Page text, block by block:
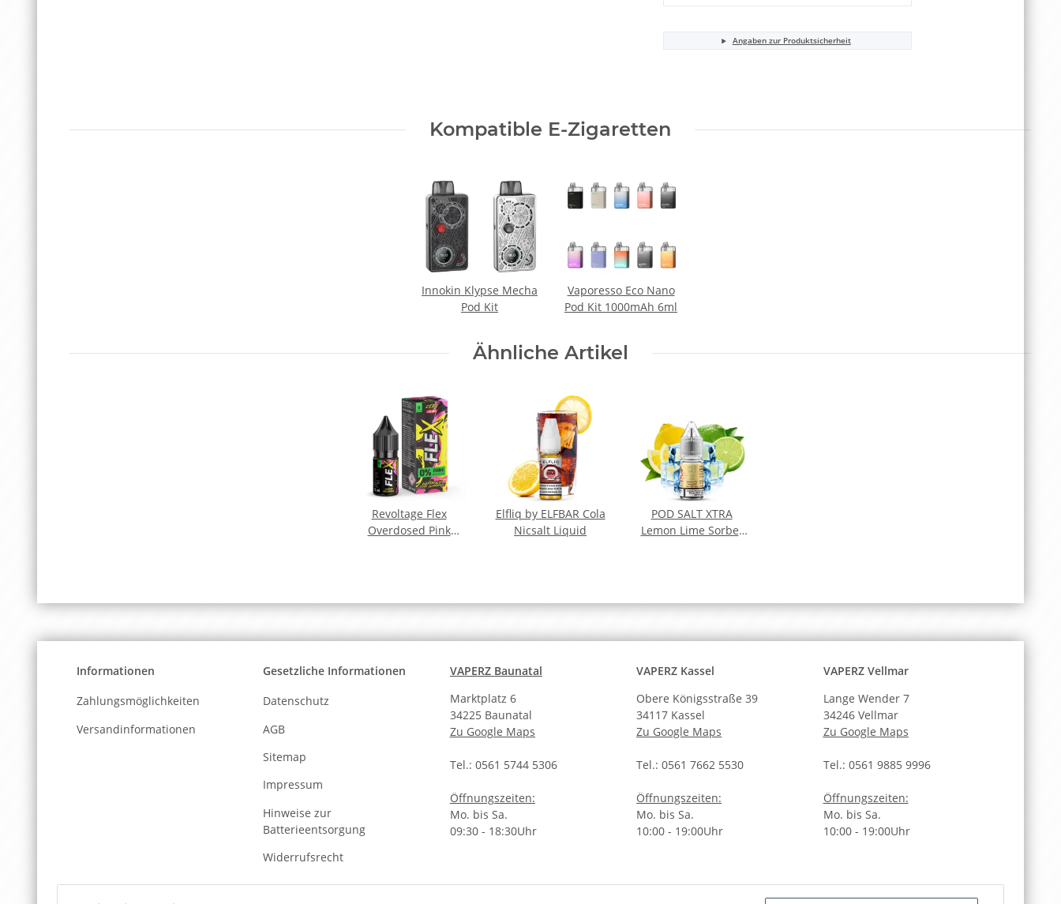
Angaben zur Produktsicherheit
Kompatible E-Zigaretten
Innokin Klypse Mecha
Pod Kit
Vaporesso Eco Nano
Pod Kit 1000mAh 6ml
Ähnliche Artikel
Revoltage Flex
Overdosed Pink
Elfliq by ELFBAR Cola
Nicsalt Liquid
POD SALT XTRA
Lemon Lime Sorbet
Informationen
Zahlungsmöglichkeiten
Versandinformationen
Gesetzliche Informationen
Datenschutz
AGB
Sitemap
Impressum
Hinweise zur
Batterieentsorgung
Widerrufsrecht
VAPERZ Baunatal
Marktplatz 6
34225 Baunatal
Zu Google Maps
Tel.: 0561 5744 5306
Öffnungszeiten:
Mo. bis Sa.
09:30 - 18:30Uhr
VAPERZ Kassel
Obere Königsstraße 39
34117 Kassel
Zu Google Maps
Tel.: 0561 7662 5530
Öffnungszeiten:
Mo. bis Sa.
10:00 - 19:00Uhr
VAPERZ Vellmar
Lange Wender 7
34246 Vellmar
Zu Google Maps
Tel.: 0561 9885 9996
Öffnungszeiten:
Mo. bis Sa.
10:00 - 19:00Uhr